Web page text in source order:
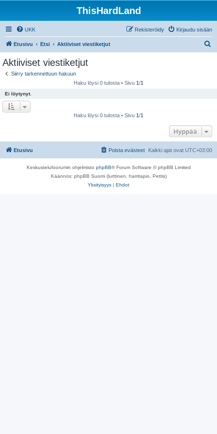
ThisHardLand
UKK Kirjaudu sisään
Rekisteröidy
Etusivu Etsi Aktiiviset viestiketjut
Aktiiviset viestiketjut
Siirry tarkennettuun hakuun
Haku löysi 0 tulosta • Sivu 1/1
Ei löytynyt.
Haku löysi 0 tulosta • Sivu 1/1
Hyppää
Etusivu Kaikki ajat ovat UTC+03:00
Poista evästeet
Keskustelufoorumin ohjelmisto phpBB® Forum Software © phpBB Limited
Käännös: phpBB Suomi (lurttinen, harritapio, Pettis)
Yksityisyys | Ehdot